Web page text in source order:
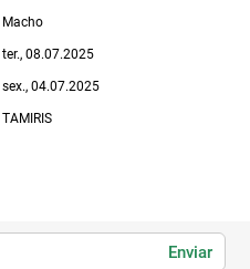
Macho
ter., 08.07.2025
sex., 04.07.2025
TAMIRIS
Enviar